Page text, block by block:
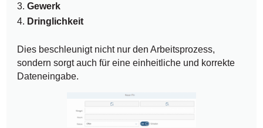
Gewerk
Dringlichkeit
Dies beschleunigt nicht nur den Arbeitsprozess,
sondern sorgt auch für eine einheitliche und korrekte
Dateneingabe.